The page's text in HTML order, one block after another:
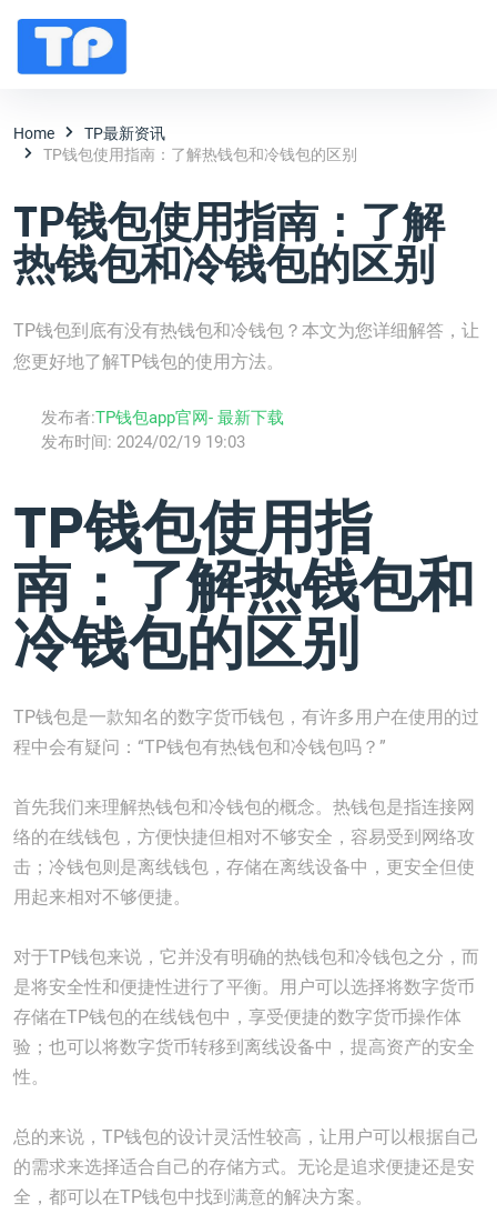
Home
TP最新资讯
TP钱包使用指南：了解热钱包和冷钱包的区别
TP钱包使用指南：了解
热钱包和冷钱包的区别
TP钱包到底有没有热钱包和冷钱包？本文为您详细解答，让
您更好地了解TP钱包的使用方法。
发布者:TP钱包app官网- 最新下载
发布时间: 2024/02/19 19:03
TP钱包使用指
南：了解热钱包和
冷钱包的区别
TP钱包是一款知名的数字货币钱包，有许多用户在使用的过
程中会有疑问：“TP钱包有热钱包和冷钱包吗？”
首先我们来理解热钱包和冷钱包的概念。热钱包是指连接网
络的在线钱包，方便快捷但相对不够安全，容易受到网络攻
击；冷钱包则是离线钱包，存储在离线设备中，更安全但使
用起来相对不够便捷。
对于TP钱包来说，它并没有明确的热钱包和冷钱包之分，而
是将安全性和便捷性进行了平衡。用户可以选择将数字货币
存储在TP钱包的在线钱包中，享受便捷的数字货币操作体
验；也可以将数字货币转移到离线设备中，提高资产的安全
性。
总的来说，TP钱包的设计灵活性较高，让用户可以根据自己
的需求来选择适合自己的存储方式。无论是追求便捷还是安
全，都可以在TP钱包中找到满意的解决方案。